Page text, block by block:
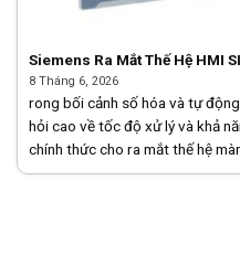
Siemens Ra Mắt Thế Hệ HMI
Đột Phá Cho Hệ Thống Tự
8 Tháng 6, 2026
rong bối cảnh số hóa và tự
hỏi cao về tốc độ xử lý và khả
chính thức cho ra mắt thế hệ